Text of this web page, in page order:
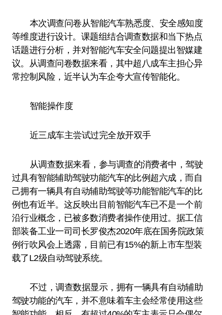
本次调查问卷从智能汽车熟悉度、安全感知度
等维度进行设计。课题组结合调查数据和当下热点
话题进行分析，并对智能汽车安全问题提出智媒建
议。从调查问卷数据来看，其中超八成车主担心异
常控制风险，近半认为车企夸大宣传智能化。
智能操作度
近三成车主尝试过完全放开双手
从调查数据来看，参与调查的消费者中，驾驶
过具有智能辅助驾驶功能汽车的比例超六成，而自
己拥有一辆具有自动辅助驾驶等功能智能汽车的比
例也有近半。这反映出目前智能汽车已不是一个前
沿行业概念，已被多数消费者操作使用过。据工信
部装备工业一司司长罗俊杰2020年底在国务院政策
例行吹风会上透露，目前已有15%的新上市车型装
载了L2级自动驾驶系统。
不过，调查数据显示，拥有一辆具有自动辅助
驾驶功能的汽车，并不意味着车主会经常使用这些